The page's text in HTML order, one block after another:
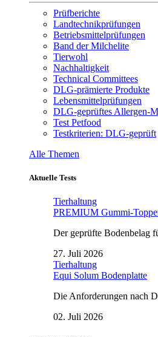
Prüfberichte
Landtechnikprüfungen
Betriebsmittelprüfungen
Band der Milchelite
Tierwohl
Nachhaltigkeit
Technical Committees
DLG-prämierte Produkte
Lebensmittelprüfungen
DLG-geprüftes Allergen-
Test Petfood
Testkriterien: DLG-geprüft
Alle Themen
Aktuelle Tests
Tierhaltung
PREMIUM Gummi-
Der geprüfte Bodenbelag
27. Juli 2026
Tierhaltung
Equi Solum Bodenplatte
Die Anforderungen nach
02. Juli 2026